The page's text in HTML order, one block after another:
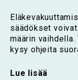
säädökset
määrin
kysy ohjeita
Lue lisää